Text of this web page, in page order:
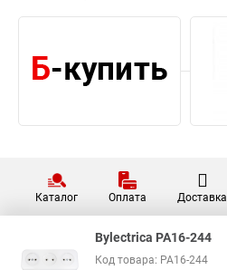
Каталог Оплата Доставка
Bylectrica РА16-244
Код товара: РА16-244